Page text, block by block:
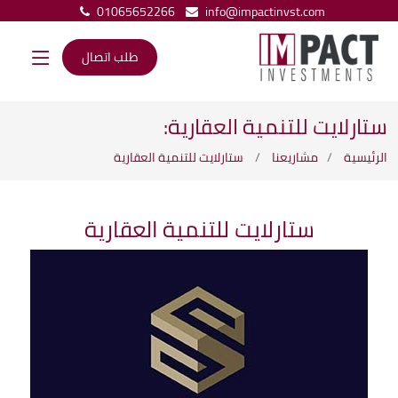
01065652266
info@impactinvst.com
طلب اتصال
ستارلايت للتنمية العقارية:
الرئيسية مشاريعنا ستارلايت للتنمية العقارية
ستارلايت للتنمية العقارية